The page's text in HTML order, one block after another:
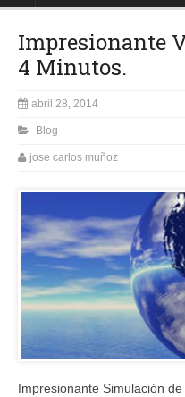
Impresionante
4 Minutos.
abril 28, 2014
Blog
jose carlos muñoz
Impresionante Simulación de